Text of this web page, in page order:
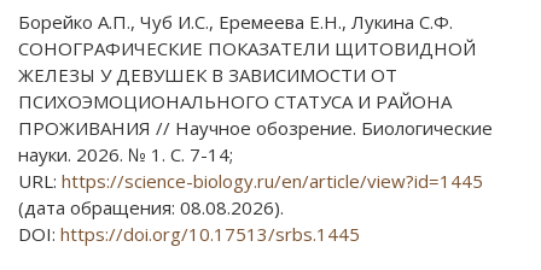
Борейко А.П., Чуб И.С., Еремеева Е.Н., Лукина С.Ф.
СОНОГРАФИЧЕСКИЕ ПОКАЗАТЕЛИ ЩИТОВИДНОЙ
ЖЕЛЕЗЫ У ДЕВУШЕК В ЗАВИСИМОСТИ ОТ
ПСИХОЭМОЦИОНАЛЬНОГО СТАТУСА И РАЙОНА
ПРОЖИВАНИЯ // Научное обозрение. Биологические
науки. 2026. № 1. С. 7-14;
URL: https://science-biology.ru/en/article/view?id=1445
(дата обращения: 08.08.2026).
DOI: https://doi.org/10.17513/srbs.1445